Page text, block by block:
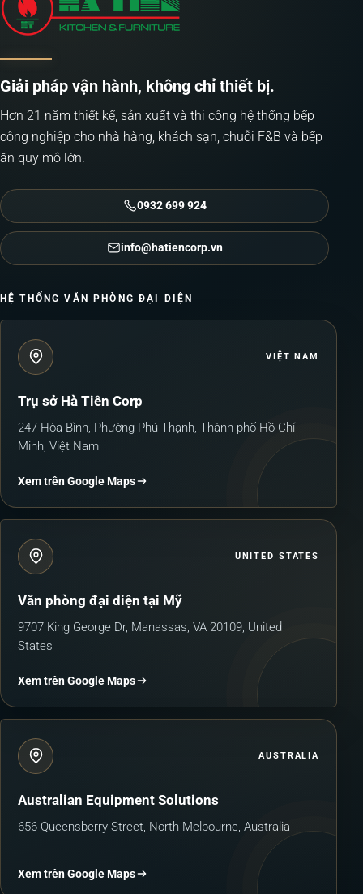
Giải pháp vận hành, không chỉ thiết bị.
Hơn 21 năm thiết kế, sản xuất và thi công hệ thống bếp
công nghiệp cho nhà hàng, khách sạn, chuỗi F&B và bếp
ăn quy mô lớn.
0932 699 924
info@hatiencorp.vn
HỆ THỐNG VĂN PHÒNG ĐẠI DIỆN
VIỆT NAM
Trụ sở Hà Tiên Corp
247 Hòa Bình, Phường Phú Thạnh, Thành phố Hồ Chí
Minh, Việt Nam
Xem trên Google Maps
UNITED STATES
Văn phòng đại diện tại Mỹ
9707 King George Dr, Manassas, VA 20109, United
States
Xem trên Google Maps
AUSTRALIA
Australian Equipment Solutions
656 Queensberry Street, North Melbourne, Australia
Xem trên Google Maps